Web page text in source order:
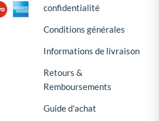
confidentialité
Conditions générales
Informations de livraison
Retours &
Remboursements
Guide d'achat